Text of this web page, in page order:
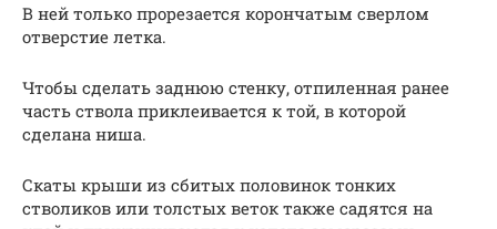
В ней только прорезается корончатым сверлом
отверстие летка.
Чтобы сделать заднюю стенку, отпиленная ранее
часть ствола приклеивается к той, в которой
сделана ниша.
Скаты крыши из сбитых половинок тонких
стволиков или толстых веток также садятся на